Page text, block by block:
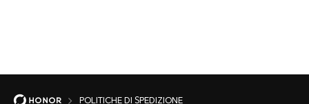
POLITICHE DI SPEDIZIONE